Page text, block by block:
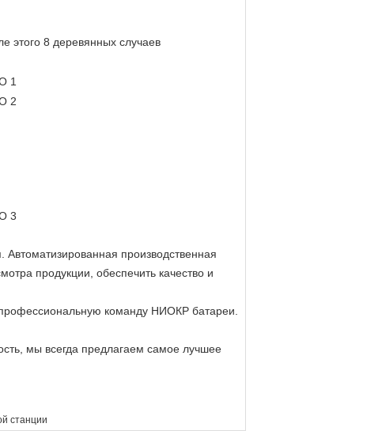
этого 8 деревянных случаев
производственная
продукции, обеспечить качество и
команду НИОКР батареи.
мы всегда предлагаем самое лучшее
станции